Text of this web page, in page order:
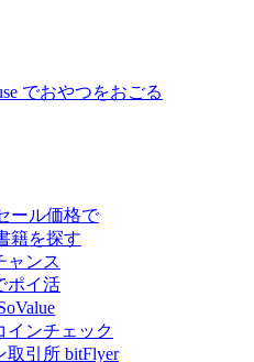
でおやつをおごる
ール価格で
籍を探す
ャンス
ポイ活
インチェック
引所 bitFlyer